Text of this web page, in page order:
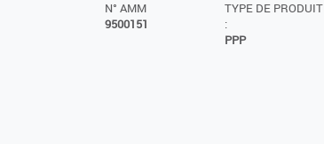
N° AMM
9500151
TYPE DE PRODUIT
:
PPP